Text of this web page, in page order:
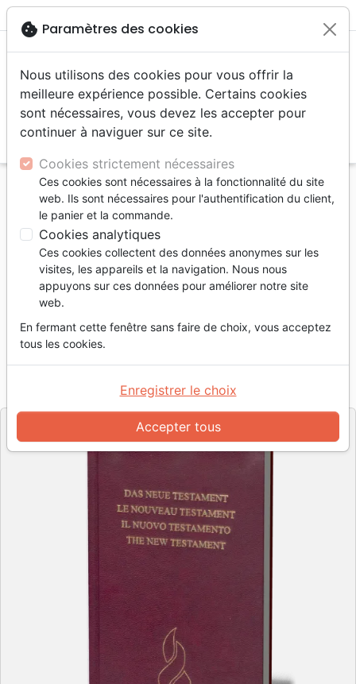
menu
Accueil Bibles
NEG
Nouveau testament quadrilingue NEG,
allemand/français/italien/anglais - couverture rigide,
rouge
Nouveau testament quadrilingue
NEG,
allemand/français/italien/anglais
couverture rigide, rouge
Société Biblique de Genève
cookie Paramètres des cookies
Nous utilisons des cookies pour vous offrir la
meilleure expérience possible. Certains cookies
sont nécessaires, vous devez les accepter pour
continuer à naviguer sur ce site.
Cookies strictement nécessaires
Ces cookies sont nécessaires à la fonctionnalité du site
web. Ils sont nécessaires pour l'authentification du client,
le panier et la commande.
Cookies analytiques
Ces cookies collectent des données anonymes sur les
visites, les appareils et la navigation. Nous nous
appuyons sur ces données pour améliorer notre site
web.
En fermant cette fenêtre sans faire de choix, vous acceptez
tous les cookies.
Accepter tous
Enregistrer le choix